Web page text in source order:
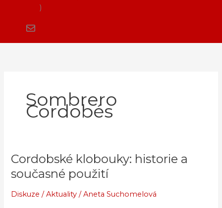
Sombrero
Cordobés
Cordobské klobouky: historie a
současné použití
Diskuze /Aktuality /Aneta Suchomelová
Cordobské
klobouky:
historie
a